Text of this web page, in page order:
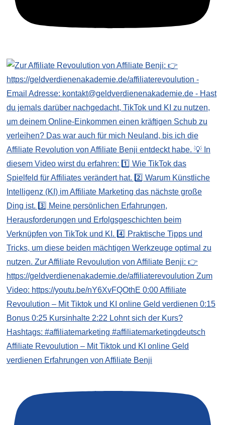
Affiliate Revoulution – Mit Tiktok und KI online Geld
verdienen Erfahrungen von Affiliate Benji